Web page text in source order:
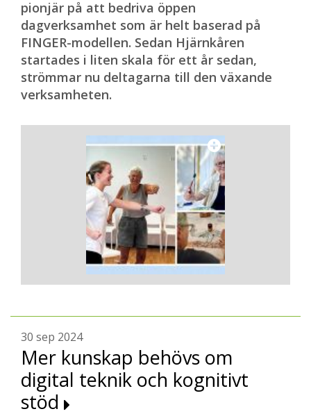
pionjär på att bedriva öppen
dagverksamhet som är helt baserad på
FINGER-modellen. Sedan Hjärnkåren
startades i liten skala för ett år sedan,
strömmar nu deltagarna till den växande
verksamheten.
30 sep 2024
Mer kunskap behövs om
digital teknik och kognitivt
stöd